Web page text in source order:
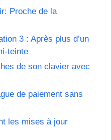
Proche de la
3 : Après plus d’un
teinte
de son clavier avec
de paiement sans
les mises à jour